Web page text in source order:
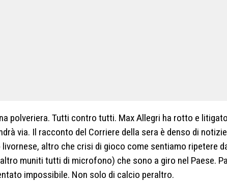
polveriera. Tutti contro tutti. Max Allegri ha rotto e
via. Il racconto del Corriere della sera è denso di notizie
altro che crisi di gioco come sentiamo ripetere
muniti tutti di microfono) che sono a giro nel Paese.
impossibile. Non solo di calcio peraltro.